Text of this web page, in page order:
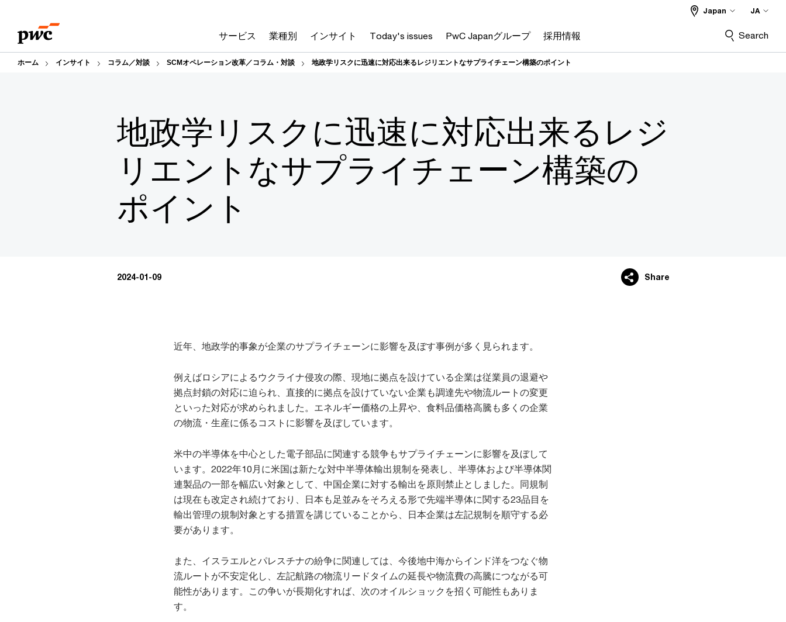
content
footer
サービス 業種別 インサイト Today's issues PwC Japanグループ 採用情報
Japan JA
Search
ホーム インサイト コラム／対談 SCMオペレーション改革／コラム・対談 地政学リスクに迅速に対応出来るレジリエントなサプライチェーン構築のポイント
地政学リスクに迅速に対応出来るレジ
リエントなサプライチェーン構築の
ポイント
2024-01-09 Share
近年、地政学的事象が企業のサプライチェーンに影響を及ぼす事例が多く見られます。
例えばロシアによるウクライナ侵攻の際、現地に拠点を設けている企業は従業員の退避や
拠点封鎖の対応に迫られ、直接的に拠点を設けていない企業も調達先や物流ルートの変更
といった対応が求められました。エネルギー価格の上昇や、食料品価格高騰も多くの企業
の物流・生産に係るコストに影響を及ぼしています。
米中の半導体を中心とした電子部品に関連する競争もサプライチェーンに影響を及ぼして
います。2022年10月に米国は新たな対中半導体輸出規制を発表し、半導体および半導体関
連製品の一部を幅広い対象として、中国企業に対する輸出を原則禁止としました。同規制
は現在も改定され続けており、日本も足並みをそろえる形で先端半導体に関する23品目を
輸出管理の規制対象とする措置を講じていることから、日本企業は左記規制を順守する必
要があります。
また、イスラエルとパレスチナの紛争に関連しては、今後地中海からインド洋をつなぐ物
流ルートが不安定化し、左記航路の物流リードタイムの延長や物流費の高騰につながる可
能性があります。この争いが長期化すれば、次のオイルショックを招く可能性もありま
す。